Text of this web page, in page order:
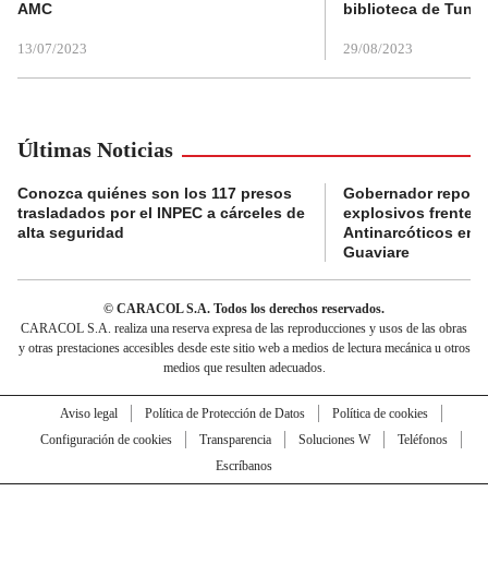
AMC
13/07/2023
biblioteca de
29/08/2023
Últimas Noticias
Conozca quiénes son los 117 presos
trasladados por el INPEC a cárceles de
alta seguridad
Gobernador
explosivos frente a
Antinarcóticos en
Guaviare
© CARACOL S.A. Todos los derechos reservados.
CARACOL S.A. realiza una reserva expresa de las reproducciones y usos de las obras
y otras prestaciones accesibles desde este sitio web a medios de lectura mecánica u otros
medios que resulten adecuados.
Aviso legal Política de Protección de Datos
Política de cookies
Configuración de cookies
Transparencia Soluciones W
Teléfonos
Escríbanos